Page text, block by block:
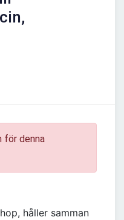
för denna
håller samman